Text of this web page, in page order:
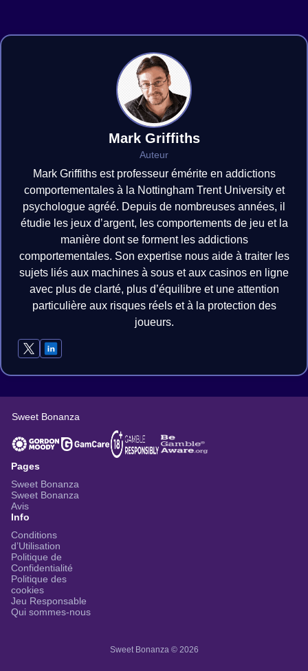
Mark Griffiths
Auteur
Mark Griffiths est professeur émérite en addictions
comportementales à la Nottingham Trent University et
psychologue agréé. Depuis de nombreuses années, il
étudie les jeux d’argent, les comportements de jeu et la
manière dont se forment les addictions
comportementales. Son expertise nous aide à traiter les
sujets liés aux machines à sous et aux casinos en ligne
avec plus de clarté, plus d’équilibre et une attention
particulière aux risques réels et à la protection des
joueurs.
Sweet Bonanza
Pages
Sweet Bonanza
Sweet Bonanza
Avis
Info
Conditions
d’Utilisation
Politique de
Confidentialité
Politique des
cookies
Jeu Responsable
Qui sommes-nous
Sweet Bonanza © 2026